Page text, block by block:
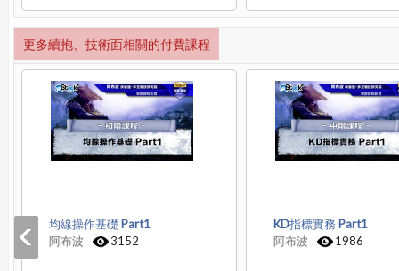
更多續抱、技術面相關的付費課程
均線操作基礎 Part1
阿布波
3152
KD指標實務 Part1
阿布波
1986